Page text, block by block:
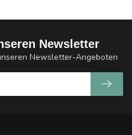
Newsletter
Newsletter-Angeboten